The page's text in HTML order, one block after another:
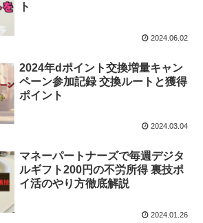
ト
2024.06.02
2024年dポイント交換増量キャン
ペーン参加記録 交換ルートと獲得
ポイント
2024.03.04
マネーパートナーズで毎週デジタ
ルギフト200円の不労所得 裏技ポ
イ活のやり方徹底解説
2024.01.26